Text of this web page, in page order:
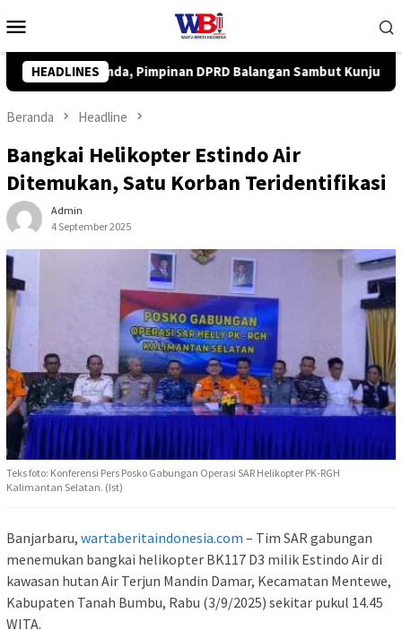
ke
Mobile
HEADLINES
Sambut Kunjungan Kapolres Baru TP PKK
Beranda Headline
Bangkai Helikopter Estindo Air
Ditemukan, Satu Korban Teridentifikasi
Admin
4 September 2025
Teks foto: Konferensi Pers Posko Gabungan Operasi SAR Helikopter PK-RGH
Kalimantan Selatan. (Ist)
Banjarbaru, wartaberitaindonesia.com – Tim SAR gabungan
menemukan bangkai helikopter BK117 D3 milik Estindo Air di
kawasan hutan Air Terjun Mandin Damar, Kecamatan Mentewe,
Kabupaten Tanah Bumbu, Rabu (3/9/2025) sekitar pukul 14.45
WITA.